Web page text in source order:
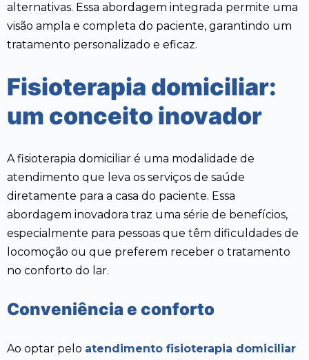
alternativas. Essa abordagem integrada permite uma
visão ampla e completa do paciente, garantindo um
tratamento personalizado e eficaz.
Fisioterapia domiciliar:
um conceito inovador
A fisioterapia domiciliar é uma modalidade de
atendimento que leva os serviços de saúde
diretamente para a casa do paciente. Essa
abordagem inovadora traz uma série de benefícios,
especialmente para pessoas que têm dificuldades de
locomoção ou que preferem receber o tratamento
no conforto do lar.
Conveniência e conforto
Ao optar pelo atendimento fisioterapia domiciliar